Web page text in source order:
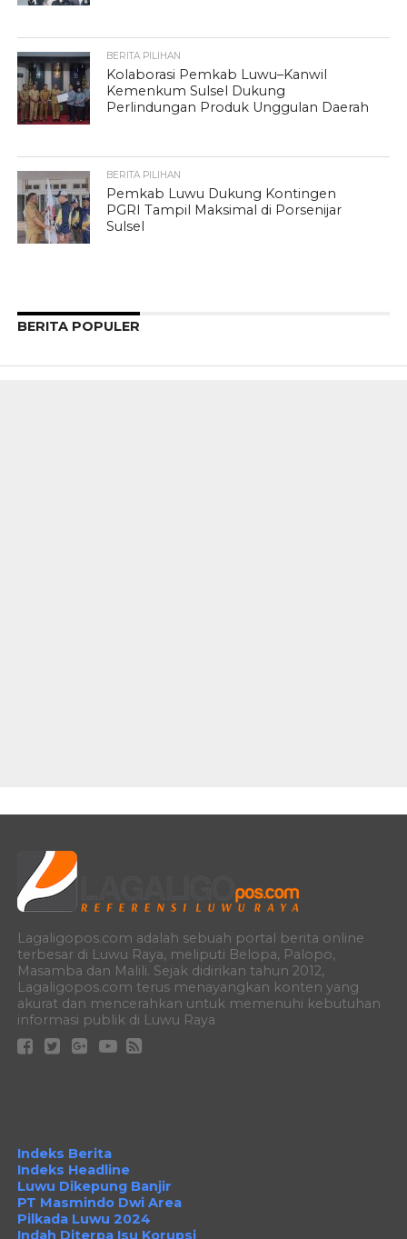
BERITA PILIHAN
Kolaborasi Pemkab Luwu–Kanwil
Kemenkum Sulsel Dukung
Perlindungan Produk Unggulan Daerah
BERITA PILIHAN
Pemkab Luwu Dukung Kontingen
PGRI Tampil Maksimal di Porsenijar
Sulsel
BERITA POPULER
Lagaligopos.com adalah sebuah portal berita online
terbesar di Luwu Raya, meliputi Belopa, Palopo,
Masamba dan Malili. Sejak didirikan tahun 2012,
Lagaligopos.com terus menayangkan konten yang
akurat dan mencerahkan untuk memenuhi kebutuhan
informasi publik di Luwu Raya
Indeks Berita
Indeks Headline
Luwu Dikepung Banjir
PT Masmindo Dwi Area
Pilkada Luwu 2024
Indah Diterpa Isu Korupsi